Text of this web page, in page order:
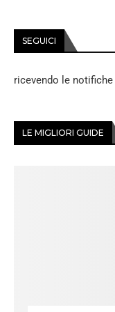
SEGUICI
ricevendo le notifiche
LE MIGLIORI GUIDE